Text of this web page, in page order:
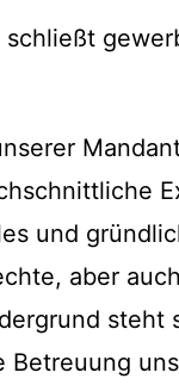
und
aber